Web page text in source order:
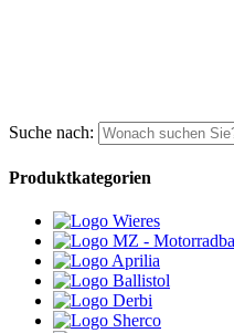
Suche nach:
Produktkategorien